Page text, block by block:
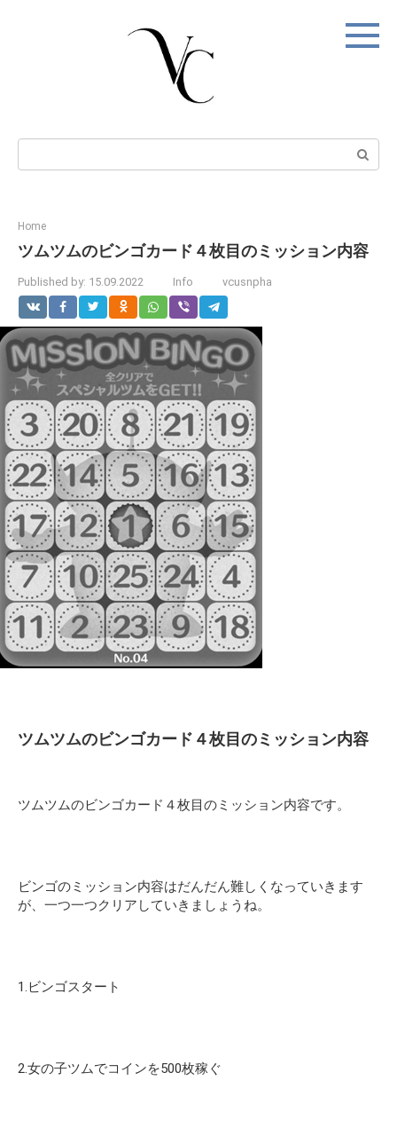
Search:
Home
ツムツムのビンゴカード４枚目のミッション内容
Published by: 15.09.2022 Info vcusnpha
ツムツムのビンゴカード４枚目のミッション内容
ツムツムのビンゴカード４枚目のミッション内容です。
ビンゴのミッション内容はだんだん難しくなっていきます
が、一つ一つクリアしていきましょうね。
1.ビンゴスタート
2.女の子ツムでコインを500枚稼ぐ